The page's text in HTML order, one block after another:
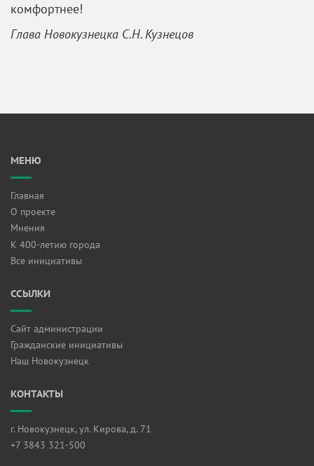
комфортнее!
Глава Новокузнецка С.Н. Кузнецов
МЕНЮ
Главная
О проекте
Мнения
К 400-летию города
Все инициативы
ССЫЛКИ
Сайт администрации
Гражданские инициативы
Наш Новокузнецк
КОНТАКТЫ
г. Новокузнецк, ул. Кирова, д. 71
+7 3843 321-500